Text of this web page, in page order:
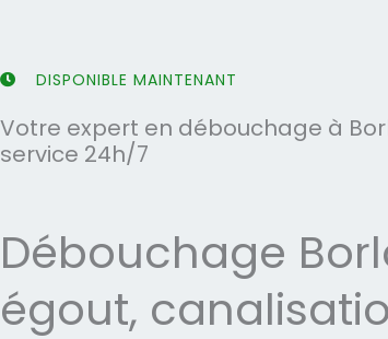
DISPONIBLE MAINTENANT
Votre expert en débouchage à
service 24h/7
Débouchage
égout,